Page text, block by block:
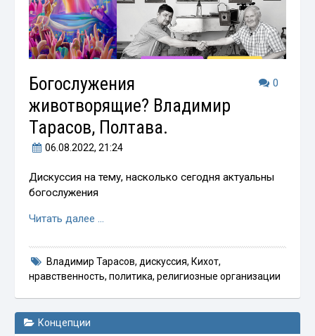
0
Богослужения
животворящие? Владимир
Тарасов, Полтава.
06.08.2022, 21:24
Дискуссия на тему, насколько сегодня актуальны
богослужения
Читать далее …
Владимир Тарасов, дискуссия, Кихот,
нравственность,политика,религиозные организации
Концепции